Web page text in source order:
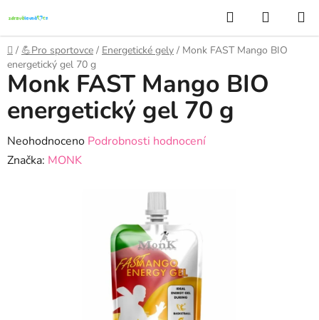
na
obsah
Hledat
KOŠÍK
Domů
/ 💪Pro sportovce / Energetické gely / Monk FAST Mango BIO
energetický gel 70 g
Monk FAST Mango BIO
energetický gel 70 g
Průměrné
hodnocení
Neohodnoceno Podrobnosti hodnocení
Značka: MONK